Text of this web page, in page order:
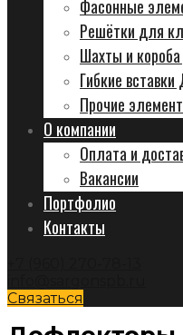
Фасонные
Решётки для
Шахты и
Гибкие вставки
Прочие
О компании
Оплата и
Вакансии
Портфолио
Контакты
Связаться